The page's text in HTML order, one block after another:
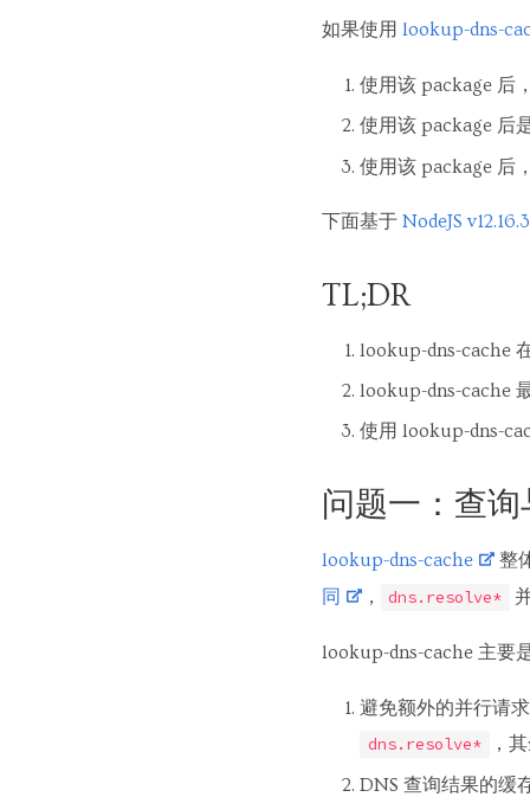
如果使用 lookup-dns-
使用该 package 后
使用该 package 后
使用该 package 后
下面基于 NodeJS v12.16.3
TL;DR
lookup-dns-cache
lookup-dns-cache
使用 lookup-dns-
问题一：查
lookup-dns-cache
整
同
， dns.resolve*
lookup-dns-cache 主要
避免额外的并行请
dns.resolve*
，
DNS 查询结果的缓